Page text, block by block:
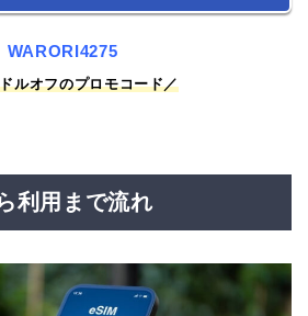
WARORI4275
ルオフのプロモコード／
利用まで流れ